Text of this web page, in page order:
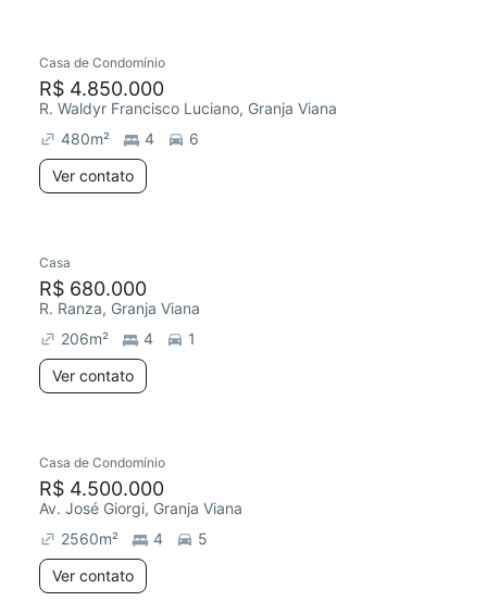
Redecorar
Casa de Condomínio
R$ 4.850.000
R. Waldyr Francisco Luciano, Granja Viana
480m² 4
6
Ver contato
Casa
R$ 680.000
R. Ranza, Granja Viana
206m² 4
1
Ver contato
Redecorar
Casa de Condomínio
R$ 4.500.000
Av. José Giorgi, Granja Viana
2560m² 4
5
Ver contato